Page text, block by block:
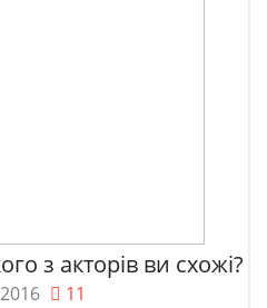
з акторів ви схожі?
11